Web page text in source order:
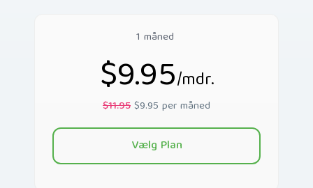
1 måned
$9.95/mdr.
$11.95$9.95 per måned
Vælg Plan